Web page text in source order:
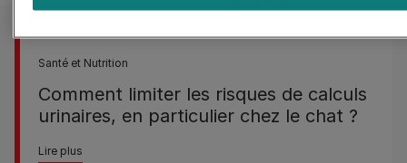
Santé et Nutrition
Comment limiter les risques de calculs
urinaires, en particulier chez le chat ?
Lire plus